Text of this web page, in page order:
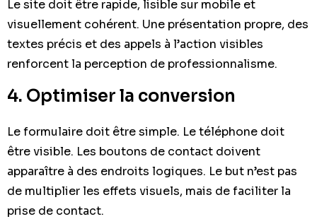
Le site doit être rapide, lisible sur mobile et
visuellement cohérent. Une présentation propre, des
textes précis et des appels à l’action visibles
renforcent la perception de professionnalisme.
4. Optimiser la conversion
Le formulaire doit être simple. Le téléphone doit
être visible. Les boutons de contact doivent
apparaître à des endroits logiques. Le but n’est pas
de multiplier les effets visuels, mais de faciliter la
prise de contact.